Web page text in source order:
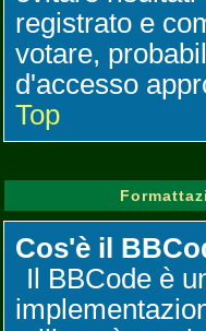
registrato e
votare,
d'accesso
Top
Cos'è il
Il BBCode è